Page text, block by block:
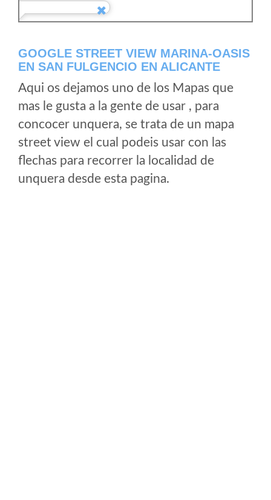
GOOGLE STREET VIEW MARINA-OASIS
EN SAN FULGENCIO EN ALICANTE
Aqui os dejamos uno de los Mapas que
mas le gusta a la gente de usar , para
concocer unquera, se trata de un mapa
street view el cual podeis usar con las
flechas para recorrer la localidad de
unquera desde esta pagina.